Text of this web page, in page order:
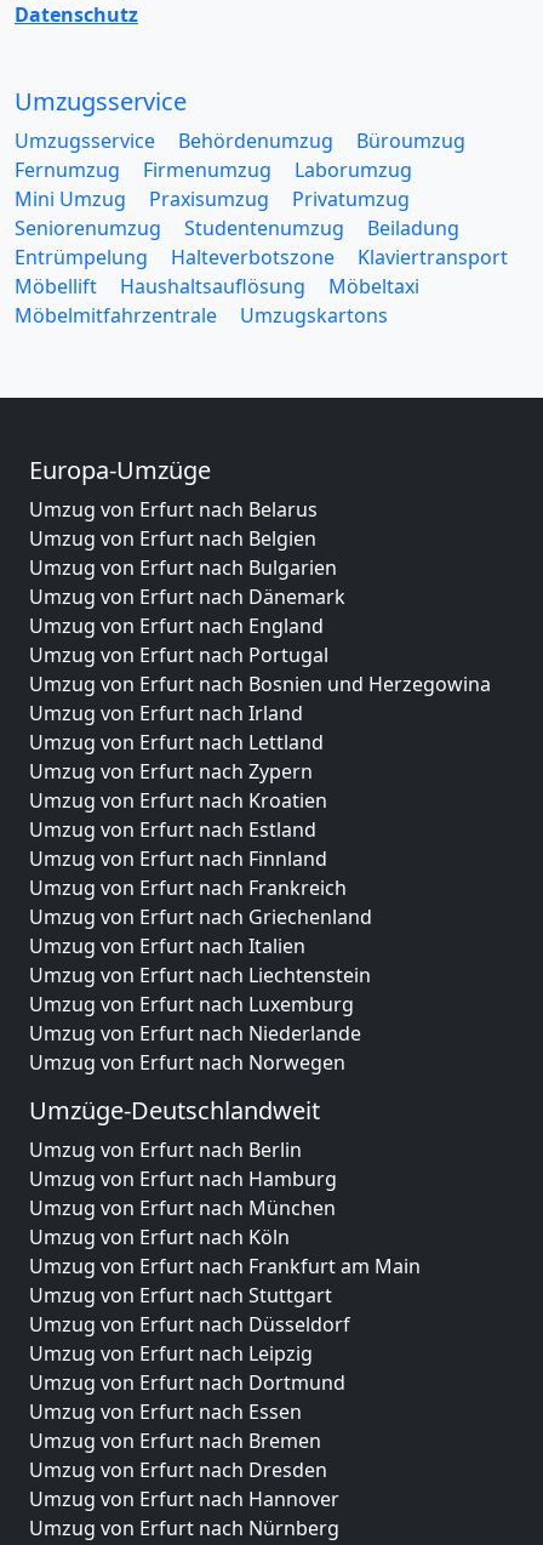
Datenschutz
Umzugsservice
Umzugsservice Behördenumzug
Büroumzug
Fernumzug
Firmenumzug
Laborumzug
Mini Umzug
Praxisumzug
Privatumzug
Seniorenumzug
Studentenumzug
Beiladung
Entrümpelung
Halteverbotszone
Klaviertransport
Möbellift
Haushaltsauflösung
Möbeltaxi
Möbelmitfahrzentrale
Umzugskartons
Europa-Umzüge
Umzug von Erfurt nach Belarus
Umzug von Erfurt nach Belgien
Umzug von Erfurt nach Bulgarien
Umzug von Erfurt nach Dänemark
Umzug von Erfurt nach England
Umzug von Erfurt nach Portugal
Umzug von Erfurt nach Bosnien und Herzegowina
Umzug von Erfurt nach Irland
Umzug von Erfurt nach Lettland
Umzug von Erfurt nach Zypern
Umzug von Erfurt nach Kroatien
Umzug von Erfurt nach Estland
Umzug von Erfurt nach Finnland
Umzug von Erfurt nach Frankreich
Umzug von Erfurt nach Griechenland
Umzug von Erfurt nach Italien
Umzug von Erfurt nach Liechtenstein
Umzug von Erfurt nach Luxemburg
Umzug von Erfurt nach Niederlande
Umzug von Erfurt nach Norwegen
Umzüge-Deutschlandweit
Umzug von Erfurt nach Berlin
Umzug von Erfurt nach Hamburg
Umzug von Erfurt nach München
Umzug von Erfurt nach Köln
Umzug von Erfurt nach Frankfurt am Main
Umzug von Erfurt nach Stuttgart
Umzug von Erfurt nach Düsseldorf
Umzug von Erfurt nach Leipzig
Umzug von Erfurt nach Dortmund
Umzug von Erfurt nach Essen
Umzug von Erfurt nach Bremen
Umzug von Erfurt nach Dresden
Umzug von Erfurt nach Hannover
Umzug von Erfurt nach Nürnberg